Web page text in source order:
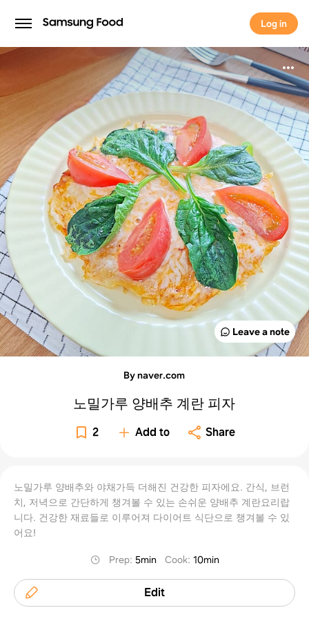
Log in
Log in
Leave a note
By naver.com
노밀가루 양배추 계란 피자
2 Add to Share
노밀가루 양배추와 야채가득 더해진 건강한 피자에요. 간식, 브런
치, 저녁으로 간단하게 챙겨볼 수 있는 손쉬운 양배추 계란요리랍
니다. 건강한 재료들로 이루어져 다이어트 식단으로 챙겨볼 수 있
어요!
Prep: 5min Cook: 10min
Edit